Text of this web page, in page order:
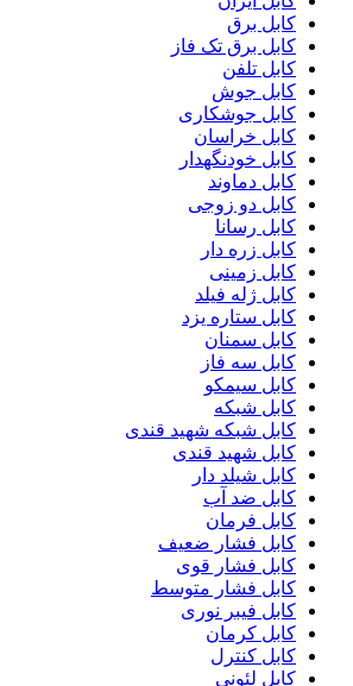
کابل برق
کابل برق تک فاز
کابل تلفن
کابل جوش
کابل جوشکاری
کابل خراسان
کابل خودنگهدار
کابل دماوند
کابل دو زوجی
کابل رسانا
کابل زره دار
کابل زمینی
کابل ژله فیلد
کابل ستاره یزد
کابل سمنان
کابل سه فاز
کابل سیمکو
کابل شبکه
کابل شبکه شهید قندی
کابل شهید قندی
کابل شیلد دار
کابل ضد آب
کابل فرمان
کابل فشار ضعیف
کابل فشار قوی
کابل فشار متوسط
کابل فیبر نوری
کابل کرمان
کابل کنترل
کابل لئونی